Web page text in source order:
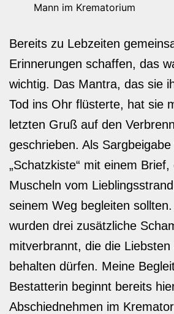
Mann im Krematorium
Bereits zu Lebzeiten
Erinnerungen schaffen, das
wichtig. Das Mantra, das sie
Tod ins Ohr flüsterte, hat sie
letzten Gruß auf den
geschrieben. Als
„Schatzkiste“ mit einem
Muscheln vom
seinem Weg begleiten
wurden drei zusätzliche
mitverbrannt, die die Liebsten
behalten dürfen. Meine
Bestatterin beginnt bereits
Abschiednehmen im